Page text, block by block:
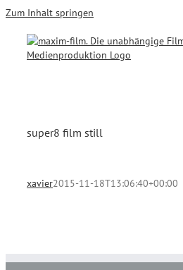
Zum Inhalt springen
super8 film still
xavier2015-11-18T13:06:40+00:00